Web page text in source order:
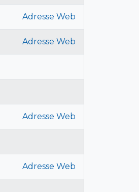
Adresse Web
Adresse Web
Adresse Web
Adresse Web